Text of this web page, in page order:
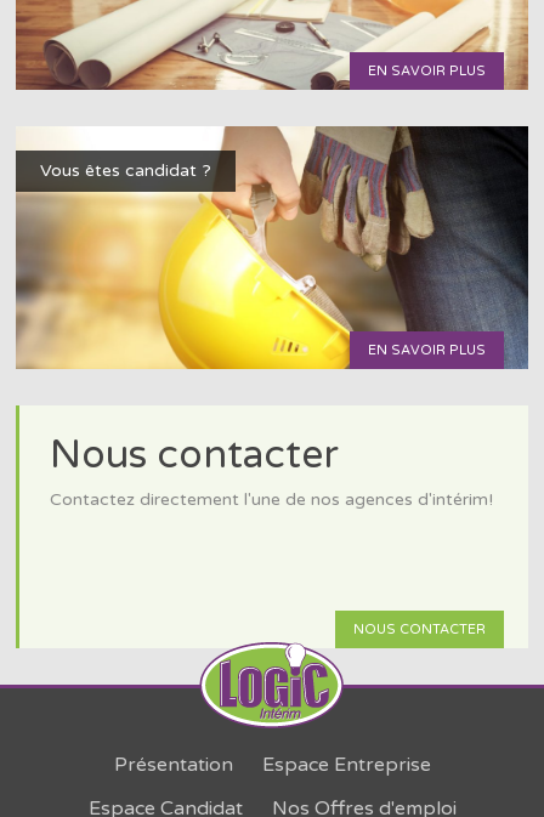
EN SAVOIR PLUS
Vous êtes candidat ?
EN SAVOIR PLUS
Nous contacter
Contactez directement l'une de nos agences d'intérim!
NOUS CONTACTER
Présentation
Espace Entreprise
Espace Candidat
Nos Offres d'emploi